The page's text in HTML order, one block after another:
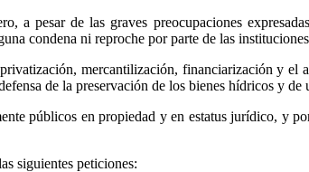
a pesar de las graves preocupaciones
condena ni reproche por parte de las
mercantilización, financiarización y el
de la preservación de los bienes hídricos y
públicos en propiedad y en estatus jurídico, y
siguientes peticiones: